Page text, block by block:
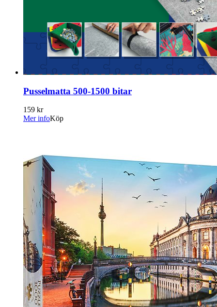
Pusselmatta 500-1500 bitar
159 kr
Mer infoKöp